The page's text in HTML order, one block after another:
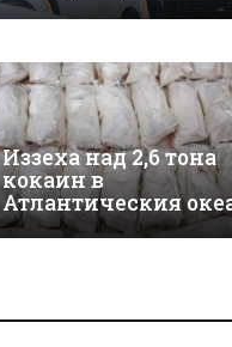
Иззеха над 2,6 тона
кокаин в
Атлантическия